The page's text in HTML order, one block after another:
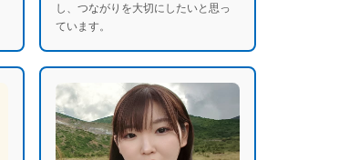
し、つながりを大切にしたいと思っ
ています。